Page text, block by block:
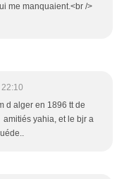
me manquaient.<br />
d alger en 1896 tt de
yahia, et le bjr a